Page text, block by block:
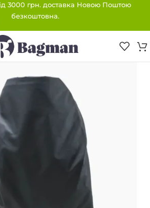
3000 грн. доставка Новою Поштою
безкоштовна.